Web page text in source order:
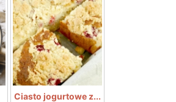
Ciasto jogurtowe z...